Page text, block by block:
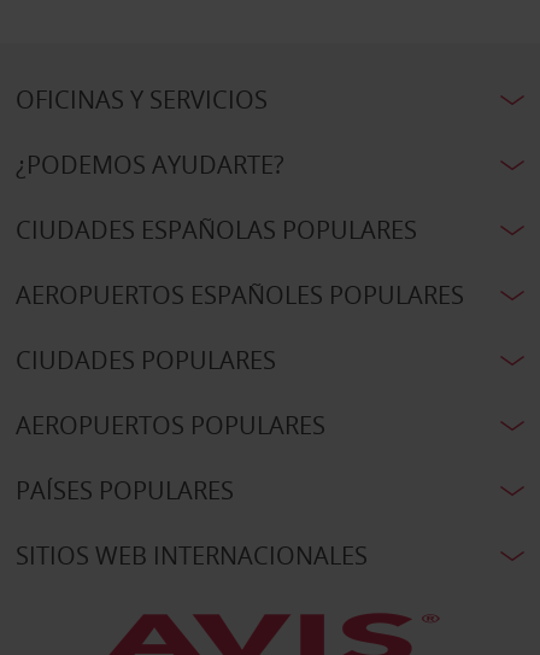
OFICINAS Y SERVICIOS
¿PODEMOS AYUDARTE?
CIUDADES ESPAÑOLAS POPULARES
AEROPUERTOS ESPAÑOLES POPULARES
CIUDADES POPULARES
AEROPUERTOS POPULARES
PAÍSES POPULARES
SITIOS WEB INTERNACIONALES